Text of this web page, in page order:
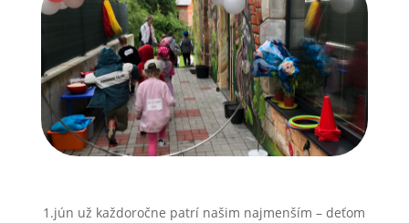
1.jún už každoročne patrí našim najmenším – deťom